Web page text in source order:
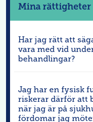
Mina rättigheter
Har jag rätt att
vara med vid
behandlingar?
Jag har en fysisk
riskerar därför att
när jag är på
fördomar jag